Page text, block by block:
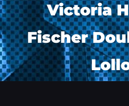
Victoria
Fischer